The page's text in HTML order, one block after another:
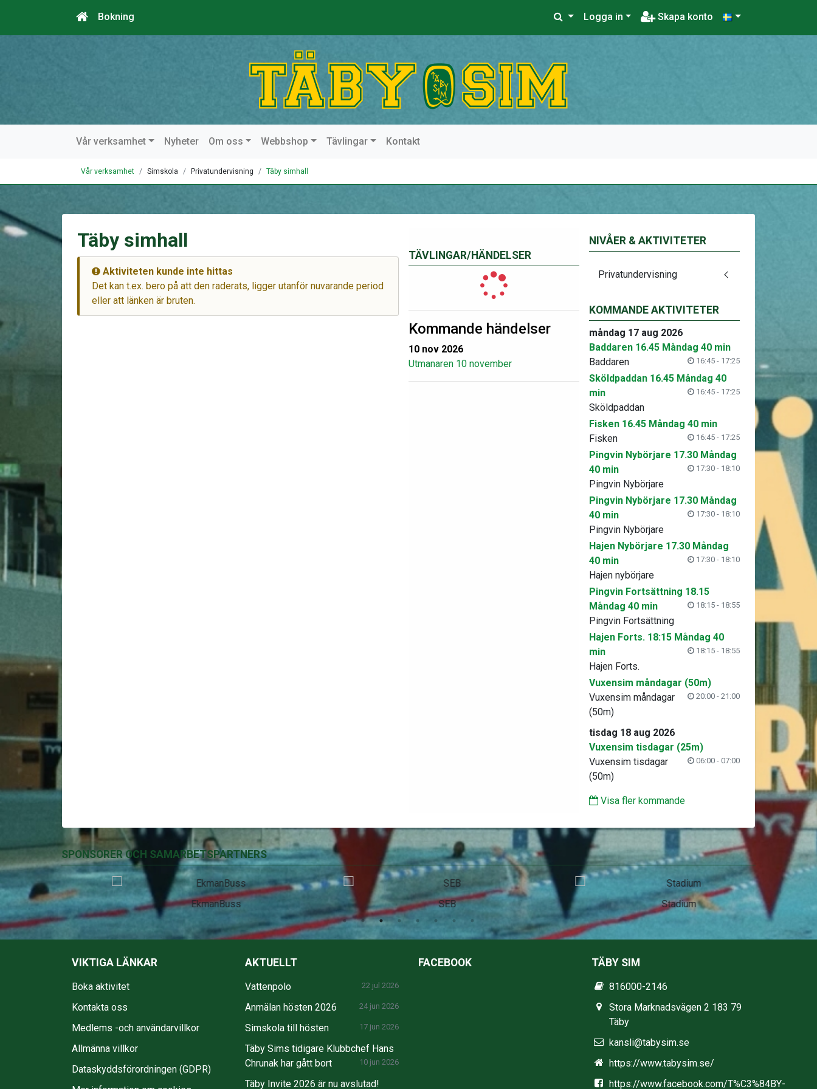
Bokning Logga in Skapa konto
Vår verksamhet Nyheter Om oss Webbshop Tävlingar Kontakt
Vår verksamhet Simskola Privatundervisning Täby simhall
TÄVLINGAR/HÄNDELSER
Kommande händelser
10 nov 2026
Utmanaren 10 november
Täby simhall
Aktiviteten kunde inte hittas
Det kan t.ex. bero på att den raderats, ligger utanför nuvarande period
eller att länken är bruten.
NIVÅER & AKTIVITETER
Privatundervisning
KOMMANDE AKTIVITETER
måndag 17 aug 2026
Baddaren 16.45 Måndag 40 min
16:45 - 17:25
Baddaren
Sköldpaddan 16.45 Måndag 40
min
16:45 - 17:25
Sköldpaddan
Fisken 16.45 Måndag 40 min
16:45 - 17:25
Fisken
Pingvin Nybörjare 17.30 Måndag
40 min
17:30 - 18:10
Pingvin Nybörjare
Pingvin Nybörjare 17.30 Måndag
40 min
17:30 - 18:10
Pingvin Nybörjare
Hajen Nybörjare 17.30 Måndag
40 min
17:30 - 18:10
Hajen nybörjare
Pingvin Fortsättning 18.15
Måndag 40 min
18:15 - 18:55
Pingvin Fortsättning
Hajen Forts. 18:15 Måndag 40
min
18:15 - 18:55
Hajen Forts.
Vuxensim måndagar (50m)
20:00 - 21:00
Vuxensim måndagar
(50m)
tisdag 18 aug 2026
Vuxensim tisdagar (25m)
06:00 - 07:00
Vuxensim tisdagar
(50m)
Visa fler kommande
SPONSORER OCH SAMARBETSPARTNERS
EkmanBuss SEB Stadium
VIKTIGA LÄNKAR
Boka aktivitet
Kontakta oss
Medlems -och användarvillkor
Allmänna villkor
Dataskyddsförordningen (GDPR)
AKTUELLT
Vattenpolo 22 jul 2026
Anmälan hösten 2026 24 jun 2026
Simskola till hösten 17 jun 2026
Täby Sims tidigare Klubbchef Hans
Chrunak har gått bort
10 jun 2026
Täby Invite 2026 är nu avslutad!
FACEBOOK TÄBY SIM
816000-2146
Stora Marknadsvägen 2 183 79
Täby
kansli@tabysim.se
https://www.tabysim.se/
https://www.facebook.com/T%C3%84BY-